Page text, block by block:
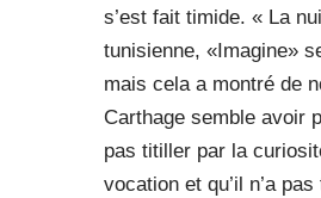
s’est fait timide. « La
tunisienne, «Imagine»
mais cela a montré de
Carthage semble avoir
pas titiller par la
vocation et qu’il n’a